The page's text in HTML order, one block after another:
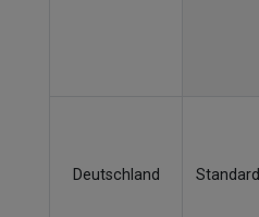
Deutschland Standard